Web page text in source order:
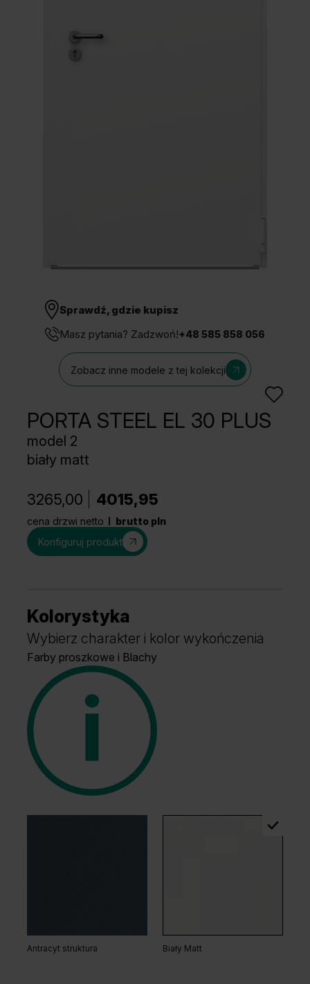
Dla sygnalisty
Sprawdź, gdzie kupisz
Masz pytania? Zadzwoń!+48 585 858 056
Zobacz inne modele z tej kolekcji
PORTA STEEL EL 30 PLUS
model 2
biały matt
3265,00 4015,95
cena drzwi netto
brutto pln
Konfiguruj produkt
Kolorystyka
Wybierz charakter i kolor wykończenia
Farby proszkowe i Blachy
Antracyt struktura Biały Matt